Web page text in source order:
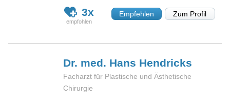
3x Empfehlen Zum Profil
Dr. med. Hans Hendricks
Facharzt für Plastische und Ästhetische
Chirurgie